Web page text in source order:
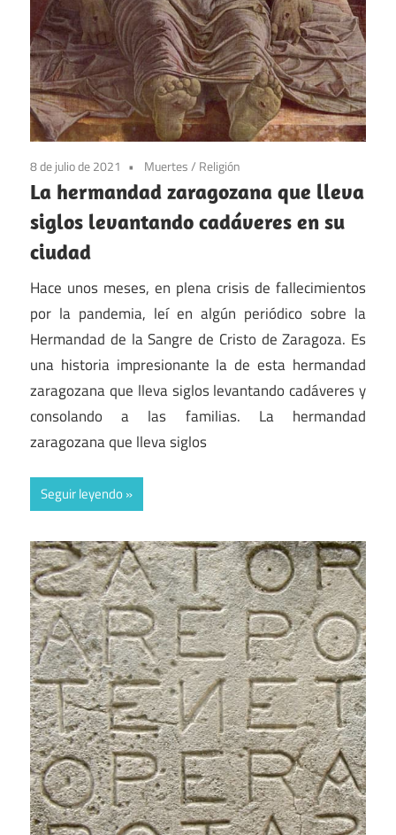
8 de julio de 2021 Muertes/ Religión
La hermandad zaragozana que lleva
siglos levantando cadáveres en su
ciudad
Hace unos meses, en plena crisis de fallecimientos
por la pandemia, leí en algún periódico sobre la
Hermandad de la Sangre de Cristo de Zaragoza. Es
una historia impresionante la de esta hermandad
zaragozana que lleva siglos levantando cadáveres y
consolando a las familias. La hermandad
zaragozana que lleva siglos
Seguir leyendo